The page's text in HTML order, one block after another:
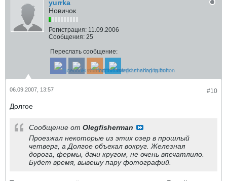
yurrka
Новичок
Регистрация: 11.09.2006
Сообщения: 25
Переслать сообщение:
#10
06.09.2007, 13:57
Долгое
Сообщение от Olegfisherman
Проезжал некоторые из этих озер в прошлый
четверг, а Долгое объехал вокруг. Железная
дорога, фермы, дачи кругом, не очень впечатлило.
Будет время, вывешу пару фотографий.